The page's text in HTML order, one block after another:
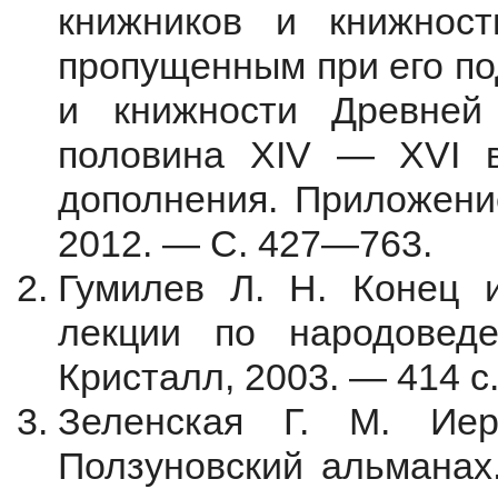
книжников и
пропущенным при его
и книжности
половина XIV — XVI
дополнения.
2012. — С. 427—763.
Гумилев Л. Н. Конец
лекции по
Кристалл, 2003. — 414 с.
Зеленская Г. М.
Ползуновский